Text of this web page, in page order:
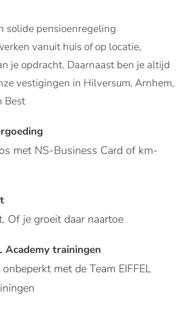
solide pensioenregeling
vanuit huis of op locatie,
je opdracht. Daarnaast ben je altijd
vestigingen in Hilversum, Arnhem,
Best
met NS-Business Card of km-
Of je groeit daar naartoe
Academy trainingen
met de Team EIFFEL